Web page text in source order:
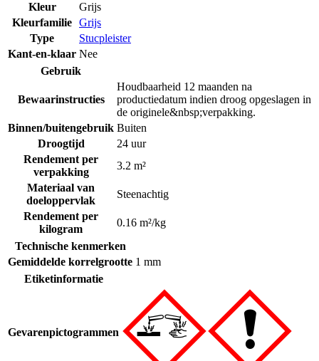
Kleur
Grijs
Kleurfamilie Grijs
Type
Stucpleister
Kant-en-klaar Nee
Gebruik
Bewaarinstructies
Houdbaarheid 12 maanden na
productiedatum indien droog opgeslagen in
de originele&nbsp;verpakking.
Binnen/buitengebruik Buiten
Droogtijd
24 uur
Rendement per
verpakking
3.2 m²
Materiaal van
doeloppervlak
Steenachtig
Rendement per
kilogram
0.16 m²/kg
Technische kenmerken
Gemiddelde korrelgrootte 1 mm
Etiketinformatie
Gevarenpictogrammen